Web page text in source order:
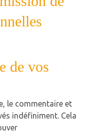
de vos
le commentaire et
indéfiniment. Cela